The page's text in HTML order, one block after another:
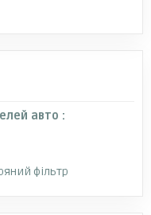
авто :
фільтр